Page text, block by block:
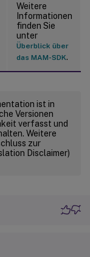
Weitere
Informationen
finden Sie
unter
Überblick über
das MAM-SDK.
ist in
Versionen
verfasst und
Weitere
zur
Disclaimer)